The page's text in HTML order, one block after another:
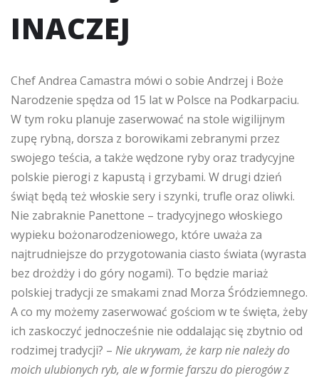
INACZEJ
Chef Andrea Camastra mówi o sobie Andrzej i Boże
Narodzenie spędza od 15 lat w Polsce na Podkarpaciu.
W tym roku planuje zaserwować na stole wigilijnym
zupę rybną, dorsza z borowikami zebranymi przez
swojego teścia, a także wędzone ryby oraz tradycyjne
polskie pierogi z kapustą i grzybami. W drugi dzień
świąt będą też włoskie sery i szynki, trufle oraz oliwki.
Nie zabraknie Panettone – tradycyjnego włoskiego
wypieku bożonarodzeniowego, które uważa za
najtrudniejsze do przygotowania ciasto świata (wyrasta
bez drożdży i do góry nogami). To będzie mariaż
polskiej tradycji ze smakami znad Morza Śródziemnego.
A co my możemy zaserwować gościom w te święta, żeby
ich zaskoczyć jednocześnie nie oddalając się zbytnio od
rodzimej tradycji? – Nie ukrywam, że karp nie należy do
moich ulubionych ryb, ale w formie farszu do pierogów z